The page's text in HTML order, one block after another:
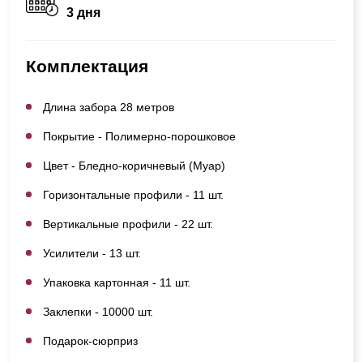
3 дня
Комплектация
Длина забора 28 метров
Покрытие - Полимерно-порошковое
Цвет - Бледно-коричневый (Муар)
Горизонтальные профили - 11 шт.
Вертикальные профили - 22 шт.
Усилители - 13 шт.
Упаковка картонная - 11 шт.
Заклепки - 10000 шт.
Подарок-сюрприз